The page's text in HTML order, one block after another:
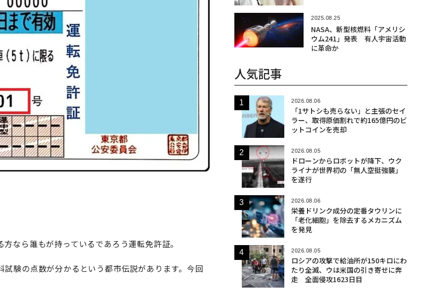
なら誰もが持っているであろう運転免許証。
験の点数が分かるという都市伝説があります。今回
2025.08.25
NASA、新型核燃料「アメリシ
ウム241」発表 有人宇宙活動
に革命か
人気記事
2026.08.06
「1サトシも売らない」と主張のセイ
ラー、取得原価割れで約165億円のビ
ットコインを売却
2026.08.05
ドローンからロボットが降下、ウク
ライナが世界初の「無人空挺強襲」
を遂行
2026.08.06
栄養ドリンク成分の定番タウリンに
「老化細胞」を除去するメカニズム
を発見
2026.08.05
ロシアの攻撃で給油所が150キロにわ
たり全滅、ウは米国の引き寄せに奔
走 全面侵攻1623日目